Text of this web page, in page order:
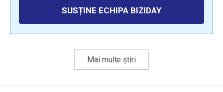
SUSȚINE ECHIPA BIZIDAY
Mai multe știri